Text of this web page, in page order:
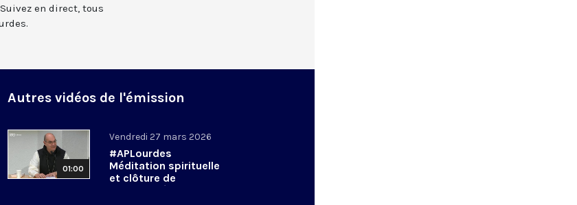
en direct, tous
Autres vidéos de l'émission
01:00
Vendredi 27 mars 2026
#APLourdes
Méditation spirituelle
et clôture de
l’Assemblée des